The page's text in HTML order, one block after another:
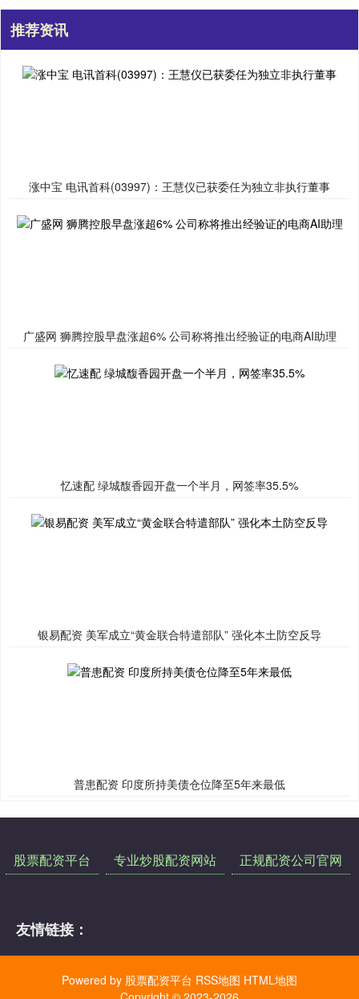
推荐资讯
涨中宝 电讯首科(03997)：王慧仪已获委任为独立非执行董事
广盛网 狮腾控股早盘涨超6% 公司称将推出经验证的电商AI助理
忆速配 绿城馥香园开盘一个半月，网签率35.5%
银易配资 美军成立“黄金联合特遣部队” 强化本土防空反导
普患配资 印度所持美债仓位降至5年来最低
股票配资平台 专业炒股配资网站 正规配资公司官网
友情链接：
Powered by 股票配资平台 RSS地图 HTML地图